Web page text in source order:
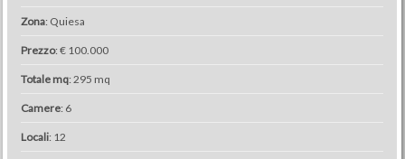
Zona: Quiesa
Prezzo: € 100.000
Totale mq: 295 mq
Camere: 6
Locali: 12